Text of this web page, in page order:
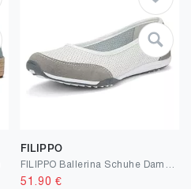
FILIPPO
51.90 €